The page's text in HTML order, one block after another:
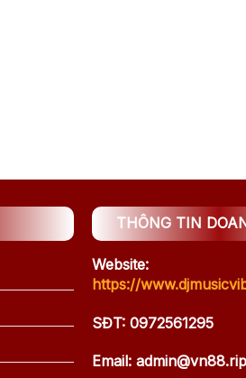
THÔNG TIN
Website:
https://
SĐT: 0972561295
Email: admin@vn88.rip